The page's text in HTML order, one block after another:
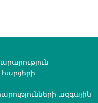
ազգային